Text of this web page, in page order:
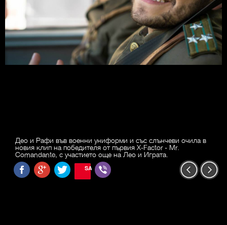
Део и Рафи във военни униформи и със слънчеви очила в
новия клип на победителя от първия X-Factor - Mr.
Comandante, с участието още на Лео и Играта.
SAVE